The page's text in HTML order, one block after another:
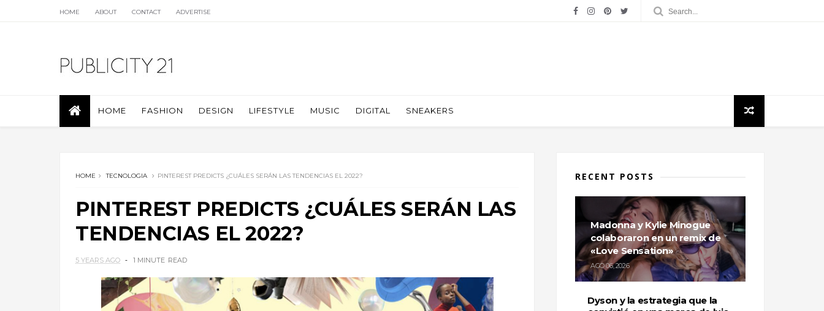
HOME ABOUT CONTACT ADVERTISE
HOME FASHION DESIGN LIFESTYLE MUSIC DIGITAL SNEAKERS
HOME TECNOLOGIA PINTEREST PREDICTS ¿CUÁLES SERÁN LAS TENDENCIAS EL 2022?
PINTEREST PREDICTS ¿CUÁLES SERÁN LAS
TENDENCIAS EL 2022?
5 YEARS AGO 1 MINUTE READ
RECENT POSTS
Madonna y Kylie Minogue
colaboraron en un remix de
«Love Sensation»
AGO 06, 2026
Dyson y la estrategia que la